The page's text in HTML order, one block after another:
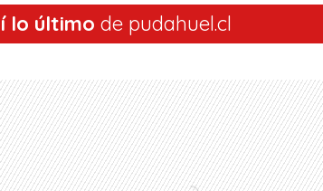
lo último de pudahuel.cl